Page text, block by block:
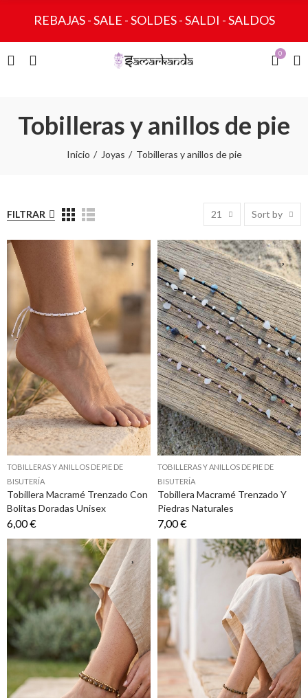
REBAJAS - SALE - SOLDES - SALDI - SALDOS
0
Tobilleras y anillos de pie
Inicio Joyas Tobilleras y anillos de pie
FILTRAR 21 Sort by
TOBILLERAS Y ANILLOS DE PIE DE
BISUTERÍA
Tobillera Macramé Trenzado Con
Bolitas Doradas Unisex
6,00 €
TOBILLERAS Y ANILLOS DE PIE DE
BISUTERÍA
Tobillera Macramé Trenzado Y
Piedras Naturales
7,00 €